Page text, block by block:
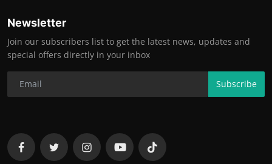
Newsletter
Join our subscribers list to get the latest news, updates and
special offers directly in your inbox
Subscribe